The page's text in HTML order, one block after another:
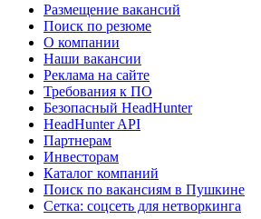
Размещение вакансий
Поиск по резюме
О компании
Наши вакансии
Реклама на сайте
Требования к ПО
Безопасный HeadHunter
HeadHunter API
Партнерам
Инвесторам
Каталог компаний
Поиск по вакансиям в Пушкине
Сетка: соцсеть для нетворкинга